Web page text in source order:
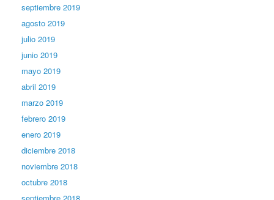
septiembre 2019
agosto 2019
julio 2019
junio 2019
mayo 2019
abril 2019
marzo 2019
febrero 2019
enero 2019
diciembre 2018
noviembre 2018
octubre 2018